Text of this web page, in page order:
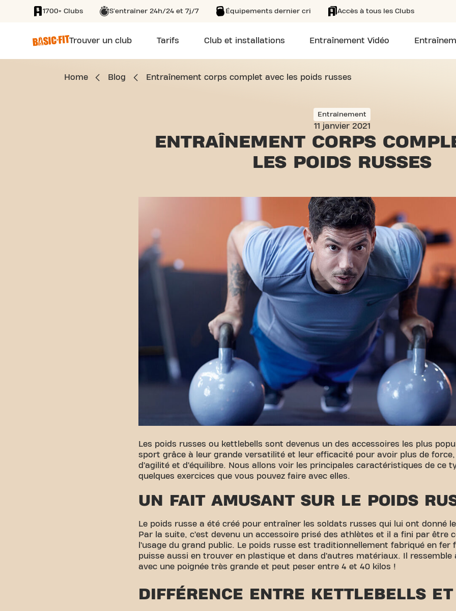
SKIP TO MAIN CONTENT
1700+ Clubs S'entraîner 24h/24 et 7j/7 Équipements dernier cri Accès à tous les Clubs
Trouver un club Tarifs Club et installations Entraînement Vidéo
Home Blog Entraînement corps complet avec les poids russes
Entraînement
11 janvier 2021
ENTRAÎNEMENT CORPS
LES POIDS RUSSES
Les poids russes ou kettlebells sont devenus un des accessoires les plus
sport grâce à leur grande versatilité et leur efficacité pour avoir plus de
d’agilité et d’équilibre. Nous allons voir les principales caractéristiques de ce
quelques exercices que vous pouvez faire avec elles.
UN FAIT AMUSANT SUR LE POIDS
Le poids russe a été créé pour entraîner les soldats russes qui lui ont donné
Par la suite, c’est devenu un accessoire prisé des athlètes et il a fini par être
l’usage du grand public. Le poids russe est traditionnellement fabriqué en fer
puisse aussi en trouver en plastique et dans d’autres matériaux. Il ressemble
avec une poignée très grande et peut peser entre 4 et 40 kilos !
DIFFÉRENCE ENTRE KETTLEBELLS